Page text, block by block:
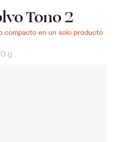
Tono 2
compacto en un solo producto
g